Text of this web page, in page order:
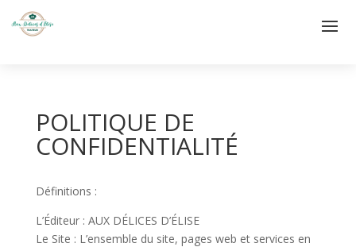
POLITIQUE DE
CONFIDENTIALITÉ
Définitions :
L’Éditeur : AUX DÉLICES D’ÉLISE
Le Site : L’ensemble du site, pages web et services en